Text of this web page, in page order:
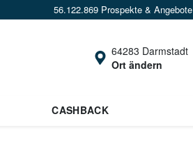
56.122.869 Prospekte & Angebote
64283 Darmstadt
Ort ändern
CASHBACK